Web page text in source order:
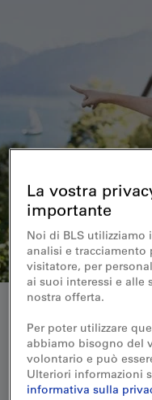
Filtra i risultati
PERIODO
CATEGORIA
Da
Fino a
La vostra
importante
Noi di BLS utilizziamo
analisi e tracciamento
visitatore, per
ai suoi interessi e alle
nostra offerta.
Per poter utilizzare
abbiamo bisogno del
volontario e può
Ulteriori informazioni
informativa sulla